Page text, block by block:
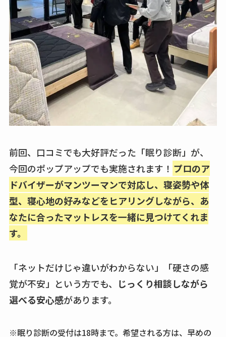
前回、口コミでも大好評だった「眠り診断」が、
今回のポップアップでも実施されます！ プロのア
ドバイザーがマンツーマンで対応し、寝姿勢や体
型、寝心地の好みなどをヒアリングしながら、あ
なたに合ったマットレスを一緒に見つけてくれま
す。
「ネットだけじゃ違いがわからない」「硬さの感
覚が不安」という方でも、 じっくり相談しながら
選べる安心感があります。
※眠り診断の受付は18時まで。希望される方は、早めの